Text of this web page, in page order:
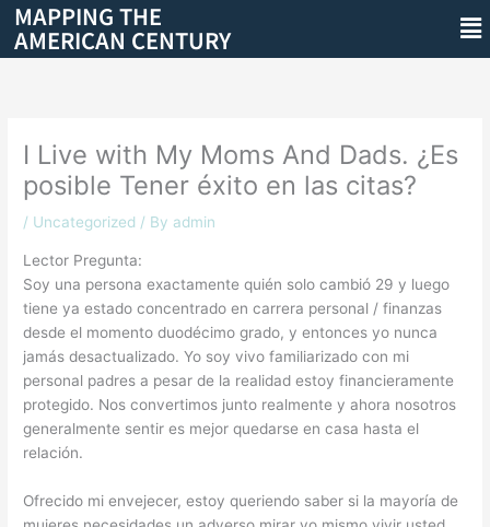
Skip
content
MAPPING THE
AMERICAN CENTURY
I Live with My Moms And Dads. ¿Es
posible Tener éxito en las citas?
/ Uncategorized / By admin
Lector Pregunta:
Soy una persona exactamente quién solo cambió 29 y luego
tiene ya estado concentrado en carrera personal / finanzas
desde el momento duodécimo grado, y entonces yo nunca
jamás desactualizado. Yo soy vivo familiarizado con mi
personal padres a pesar de la realidad estoy financieramente
protegido. Nos convertimos junto realmente y ahora nosotros
generalmente sentir es mejor quedarse en casa hasta el
relación.
Ofrecido mi envejecer, estoy queriendo saber si la mayoría de